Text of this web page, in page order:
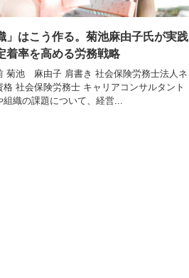
」はこう作る。菊池麻由子氏が実践
着率を高める労務戦略
菊池 麻由子 肩書き 社会保険労務士法人ネ
格 社会保険労務士 キャリアコンサルタント
組織の課題について、経営...